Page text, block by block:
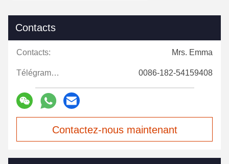
Contacts
Contacts: Mrs. Emma
Télégramme: 0086-182-54159408
Contactez-nous maintenant